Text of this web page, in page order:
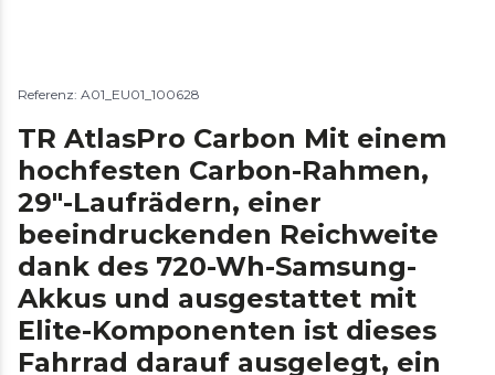
Referenz: A01_EU01_100628
TR AtlasPro Carbon Mit einem
hochfesten Carbon-Rahmen,
29"-Laufrädern, einer
beeindruckenden Reichweite
dank des 720-Wh-Samsung-
Akkus und ausgestattet mit
Elite-Komponenten ist dieses
Fahrrad darauf ausgelegt, ein